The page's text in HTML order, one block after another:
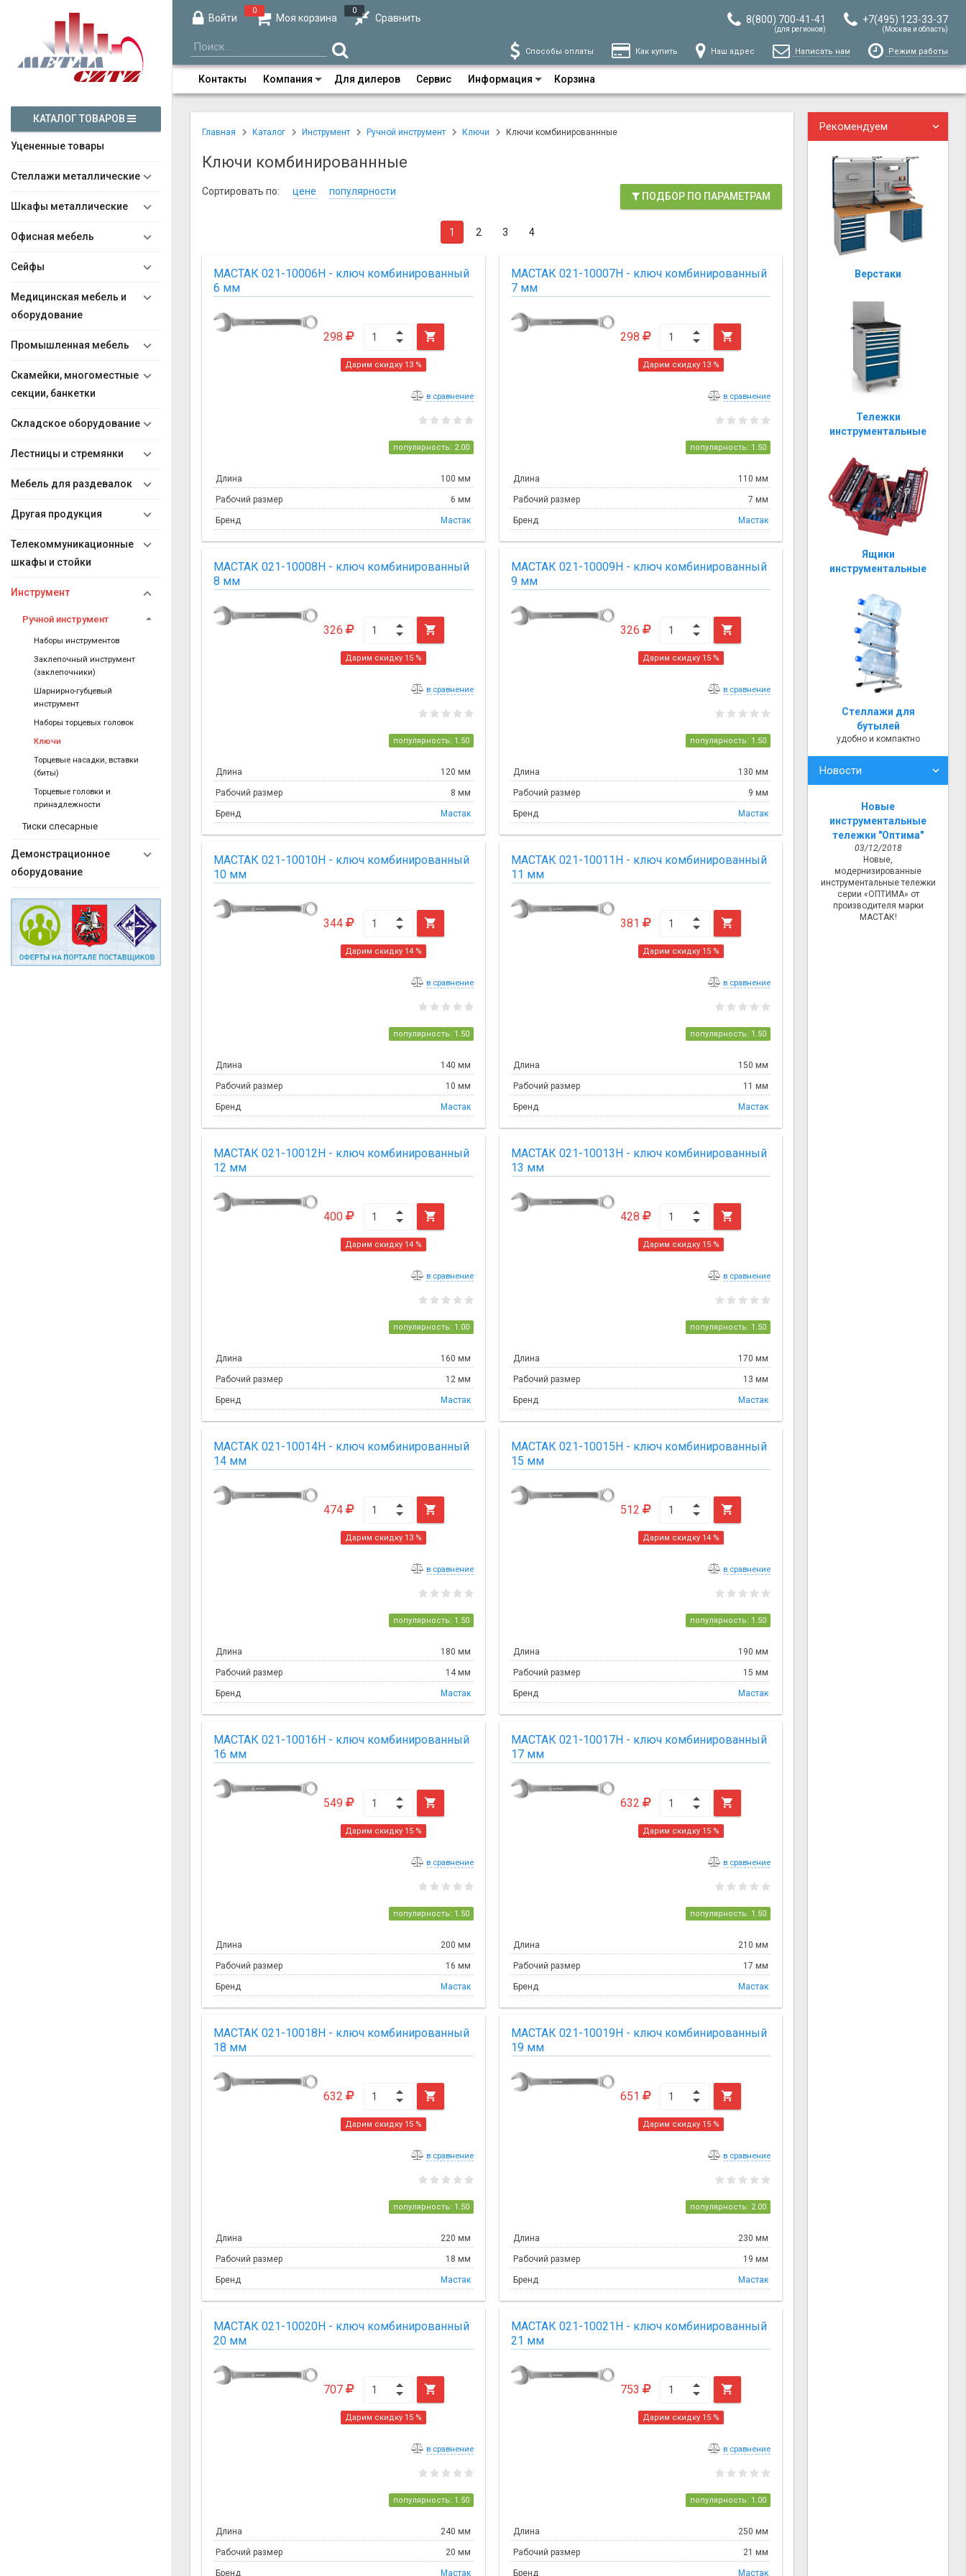
Войти Моя корзина
0
Сравнить
0
8(800) 700-41-41
(для регионов)
+7(495) 123-33-37
(Москва и область)
Способы оплаты Как купить Наш адрес Написать нам Режим работы
Контакты Компания Для дилеров Сервис Информация Корзина
КАТАЛОГ ТОВАРОВ
Уцененные товары
Стеллажи металлические
Шкафы металлические
Офисная мебель
Сейфы
Медицинская мебель и
оборудование
Промышленная мебель
Скамейки, многоместные
секции, банкетки
Складское оборудование
Лестницы и стремянки
Мебель для раздевалок
Другая продукция
Телекоммуникационные
шкафы и стойки
Инструмент
Ручной инструмент
Наборы инструментов
Заклепочный инструмент
(заклепочники)
Шарнирно-губцевый
инструмент
Наборы торцевых головок
Ключи
Торцевые насадки, вставки
(биты)
Торцевые головки и
принадлежности
Тиски слесарные
Демонстрационное
оборудование
Главная Каталог Инструмент Ручной инструмент Ключи Ключи комбинированнные
Ключи комбинированнные
Сортировать по: цене популярности ПОДБОР ПО ПАРАМЕТРАМ
1 2 3 4
МАСТАК 021-10006H - ключ комбинированный
6 мм
298 
Дарим скидку 13 %
в сравнение
популярность: 2.00
Длина 100 мм
Рабочий размер 6 мм
Бренд Мастак
МАСТАК 021-10007H - ключ комбинированный
7 мм
298 
Дарим скидку 13 %
в сравнение
популярность: 1.50
Длина 110 мм
Рабочий размер 7 мм
Бренд Мастак
МАСТАК 021-10008H - ключ комбинированный
8 мм
326 
Дарим скидку 15 %
в сравнение
популярность: 1.50
Длина 120 мм
Рабочий размер 8 мм
Бренд Мастак
МАСТАК 021-10009H - ключ комбинированный
9 мм
326 
Дарим скидку 15 %
в сравнение
популярность: 1.50
Длина 130 мм
Рабочий размер 9 мм
Бренд Мастак
МАСТАК 021-10010H - ключ комбинированный
10 мм
344 
Дарим скидку 14 %
в сравнение
популярность: 1.50
Длина 140 мм
Рабочий размер 10 мм
Бренд Мастак
МАСТАК 021-10011H - ключ комбинированный
11 мм
381 
Дарим скидку 15 %
в сравнение
популярность: 1.50
Длина 150 мм
Рабочий размер 11 мм
Бренд Мастак
МАСТАК 021-10012H - ключ комбинированный
12 мм
400 
Дарим скидку 14 %
в сравнение
популярность: 1.00
Длина 160 мм
Рабочий размер 12 мм
Бренд Мастак
МАСТАК 021-10013H - ключ комбинированный
13 мм
428 
Дарим скидку 15 %
в сравнение
популярность: 1.50
Длина 170 мм
Рабочий размер 13 мм
Бренд Мастак
МАСТАК 021-10014H - ключ комбинированный
14 мм
474 
Дарим скидку 13 %
в сравнение
популярность: 1.50
Длина 180 мм
Рабочий размер 14 мм
Бренд Мастак
МАСТАК 021-10015H - ключ комбинированный
15 мм
512 
Дарим скидку 14 %
в сравнение
популярность: 1.50
Длина 190 мм
Рабочий размер 15 мм
Бренд Мастак
МАСТАК 021-10016H - ключ комбинированный
16 мм
549 
Дарим скидку 15 %
в сравнение
популярность: 1.50
Длина 200 мм
Рабочий размер 16 мм
Бренд Мастак
МАСТАК 021-10017H - ключ комбинированный
17 мм
632 
Дарим скидку 15 %
в сравнение
популярность: 1.50
Длина 210 мм
Рабочий размер 17 мм
Бренд Мастак
МАСТАК 021-10018H - ключ комбинированный
18 мм
632 
Дарим скидку 15 %
в сравнение
популярность: 1.50
Длина 220 мм
Рабочий размер 18 мм
Бренд Мастак
МАСТАК 021-10019H - ключ комбинированный
19 мм
651 
Дарим скидку 15 %
в сравнение
популярность: 2.00
Длина 230 мм
Рабочий размер 19 мм
Бренд Мастак
МАСТАК 021-10020H - ключ комбинированный
20 мм
707 
Дарим скидку 15 %
в сравнение
популярность: 1.50
Длина 240 мм
Рабочий размер 20 мм
Бренд Мастак
МАСТАК 021-10021H - ключ комбинированный
21 мм
753 
Дарим скидку 15 %
в сравнение
популярность: 1.00
Длина 250 мм
Рабочий размер 21 мм
Бренд Мастак
Рекомендуем
Верстаки
Тележки
инструментальные
Ящики
инструментальные
Стеллажи для
бутылей
удобно и компактно
Новости
Новые
инструментальные
тележки "Оптима"
03/12/2018
Новые,
модернизированные
инструментальные тележки
серии «ОПТИМА» от
производителя марки
МАСТАК!